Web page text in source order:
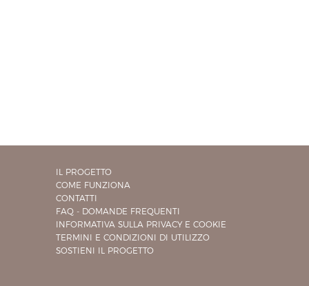
IL PROGETTO
COME FUNZIONA
CONTATTI
FAQ - DOMANDE FREQUENTI
INFORMATIVA SULLA PRIVACY E COOKIE
TERMINI E CONDIZIONI DI UTILIZZO
SOSTIENI IL PROGETTO